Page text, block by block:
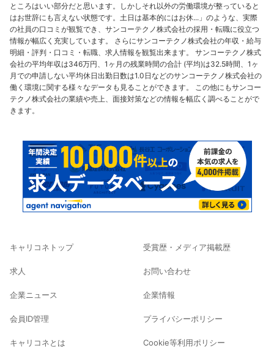
ところはいい部分だと思います。しかしそれ以外の労働環境が整っていると
はお世辞にも言えない状態です。土日は基本的にはお休...」のような、実際
の社員の口コミが観覧でき、サンコーテクノ株式会社の採用・転職に役立つ
情報が幅広く充実しています。 さらにサンコーテクノ株式会社の年収・給与
明細・評判・口コミ・転職、求人情報を観覧出来ます。 サンコーテクノ株式
会社の平均年収は346万円、1ヶ月の残業時間の合計 (平均)は32.5時間、1ヶ
月での申請しない平均休日出勤日数は1.0日などのサンコーテクノ株式会社の
働く環境に関する様々なデータも見ることができます。 この他にもサンコー
テクノ株式会社の業績や売上、面接対策などの情報を幅広く調べることがで
きます。
キャリコネトップ
求人
企業ニュース
会員ID管理
キャリコネとは
受賞歴・メディア掲載歴
お問い合わせ
企業情報
プライバシーポリシー
Cookie等利用ポリシー